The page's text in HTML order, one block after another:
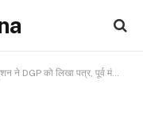
मंत्री केएन त्रिपाठी पर कार्रवाई की मांग